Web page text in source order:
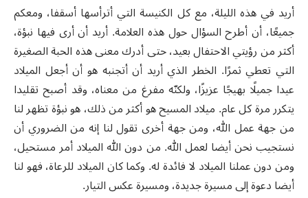
أريد في هذه الليلة، مع كل الكنيسة التي أترأسها أسقفا، ومعكم
جميعًا، أن أطرح السؤال حول هذه العلامة. أريد أن أرى فيها نبؤة،
أكثر من رؤيتي الاحتفال بعيد، حتى أدرك معنى هذه الحبة الصغيرة
التي تعطي ثمرًا. الخطر الذي أريد أن أتجنبه هو أن أجعل الميلاد
عيدا جميلًا بهيجًا عزيزًا، ولكنّه مفرغ من معناه، وقد أصبح تقليدا
يتكرر مرة كل عام. ميلاد المسيح هو أكثر من ذلك، هو نبؤة تظهر لنا
من جهة عمل الله، ومن جهة أخرى تقول لنا إنه من الضروري أن
نستجيب نحن أيضا لعمل الله. من دون الله الميلاد أمر مستحيل،
ومن دون عملنا الميلاد لا فائدة له. وكما كان الميلاد للرعاة، فهو لنا
أيضا دعوة إلى مسيرة جديدة، ومسيرة عكس التيار.